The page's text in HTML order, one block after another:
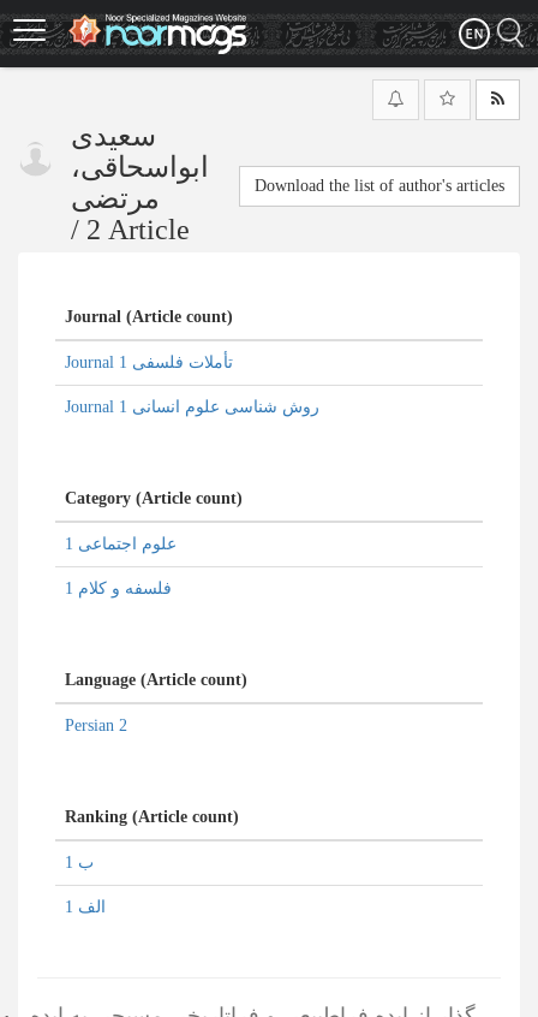
Skip
to
main
سعیدی
ابواسحاقی،
مرتضی
/ 2 Article
Download the list of author's articles
Journal (Article count)
Journal تأملات فلسفی 1
Journal روش شناسی علوم انسانی 1
Category (Article count)
علوم اجتماعی 1
فلسفه و کلام 1
Language (Article count)
Persian 2
Ranking (Article count)
ب 1
الف 1